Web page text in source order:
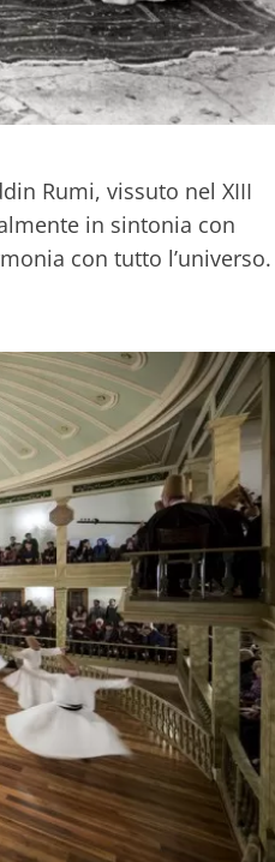
Rumi, vissuto nel XIII
in sintonia con
con tutto l’universo.